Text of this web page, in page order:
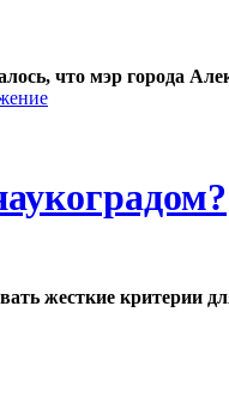
что мэр города
жесткие критерии